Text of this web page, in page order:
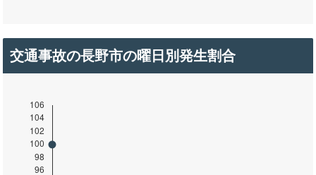
交通事故の長野市の曜日別発生割合